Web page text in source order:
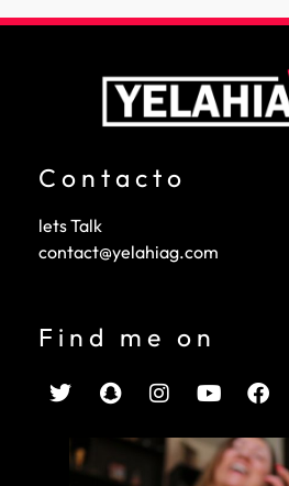
Contacto
lets Talk
contact@yelahiag.com
Find me on